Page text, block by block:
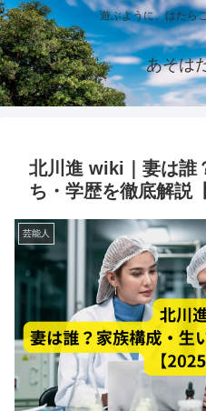
遊ぶように、はたら
あそは
北川進 wiki｜妻は誰
ち・学歴を徹底解説
芸能人